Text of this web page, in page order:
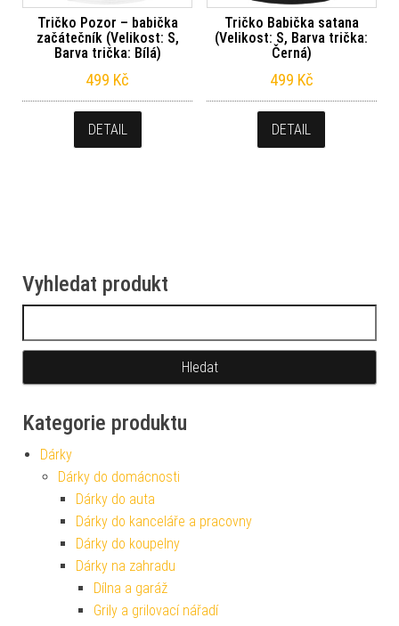
Tričko Pozor – babička
začátečník (Velikost: S,
Barva trička: Bílá)
499 Kč
DETAIL
Tričko Babička satana
(Velikost: S, Barva trička:
Černá)
499 Kč
DETAIL
Vyhledat produkt
Kategorie produktu
Dárky
Dárky do domácnosti
Dárky do auta
Dárky do kanceláře a pracovny
Dárky do koupelny
Dárky na zahradu
Dílna a garáž
Grily a grilovací nářadí